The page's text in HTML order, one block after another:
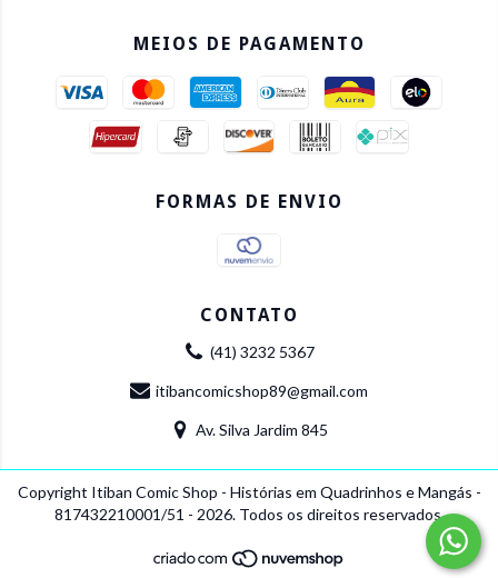
MEIOS DE PAGAMENTO
FORMAS DE ENVIO
CONTATO
(41) 3232 5367
itibancomicshop89@gmail.com
Av. Silva Jardim 845
Copyright Itiban Comic Shop - Histórias em Quadrinhos e Mangás -
817432210001/51 - 2026. Todos os direitos reservados.